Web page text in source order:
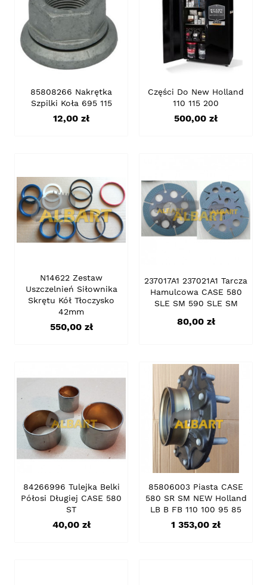
85808266 Nakrętka
Szpilki Koła 695 115
Cena
12,00 zł
Części Do New Holland
110 115 200
Cena
500,00 zł
N14622 Zestaw
Uszczelnień Siłownika
Skrętu Kół Tłoczysko
42mm
Cena
550,00 zł
237017A1 237021A1 Tarcza
Hamulcowa CASE 580
SLE SM 590 SLE SM
Cena
80,00 zł
84266996 Tulejka Belki
Półosi Długiej CASE 580
ST
Cena
40,00 zł
85806003 Piasta CASE
580 SR SM NEW Holland
LB B FB 110 100 95 85
Cena
1 353,00 zł